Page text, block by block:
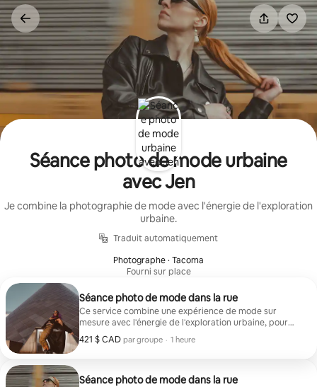
Aller
directement
au
contenu
Séance photo de mode urbaine
avec Jen
Je combine la photographie de mode avec l'énergie de l'exploration
urbaine.
Traduit automatiquement
Photographe · Tacoma
Fourni sur place
Séance photo de mode dans la rue
Ce service combine une expérience de mode sur
mesure avec l'énergie de l'exploration urbaine, pour
que chaque cliché reflète votre style dans un cadre
parfait. Comprend 2 tenues, 1 heure de séance photo.
421 $ CAD par groupe
421 $ CAD par groupe
, · 1 heure
Séance photo de mode dans la rue